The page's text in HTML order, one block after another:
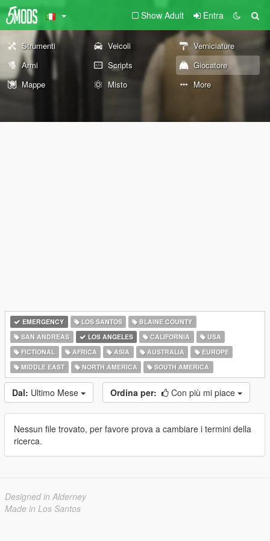
Show Adult Entra
Strumenti Veicoli
Verniciature
Armi
Scripts
Giocatore
Mappe
Misto More
EMERGENCY LOS SANTOS
BLAINE COUNTY
SAN ANDREAS
LOS ANGELES CALIFORNIA
USA
FICTIONAL
AFRICA ASIA AUSTRALIA
EUROPE
MIDDLE EAST
NORTH AMERICA SOUTH AMERICA
Dal: Ultimo Mese Ordina per: Con più mi piace
Nessun file trovato, per favore prova a cambiare i termini della
ricerca.
Designed in Alderney
Made in Los Santos